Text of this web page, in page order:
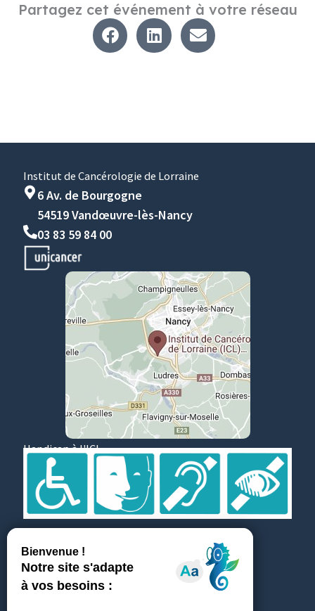
Partagez cet événement à votre réseau
Institut de Cancérologie de Lorraine
6 Av. de Bourgogne
54519 Vandœuvre-lès-Nancy
03 83 59 84 00
Handicap à l'ICL
Témoignages